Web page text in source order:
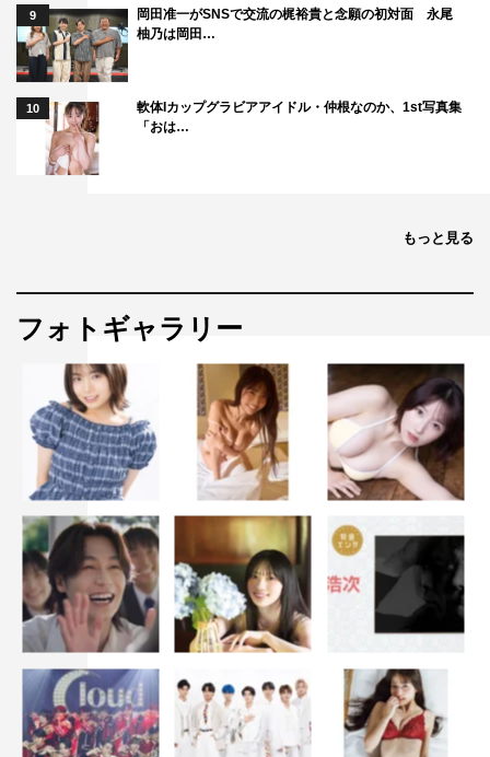
9
岡田准一がSNSで交流の梶裕貴と念願の初対面 永尾
柚乃は岡田…
10
軟体Iカップグラビアアイドル・仲根なのか、1st写真集
「おは…
もっと見る
フォトギャラリー